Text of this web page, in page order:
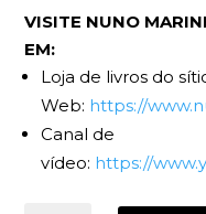
VISITE NUNO
EM:
Loja de livros do
Web: https://
Canal de
vídeo: https://